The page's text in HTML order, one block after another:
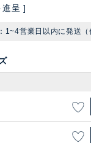
進呈 ]
1~4営業日以内に発送（